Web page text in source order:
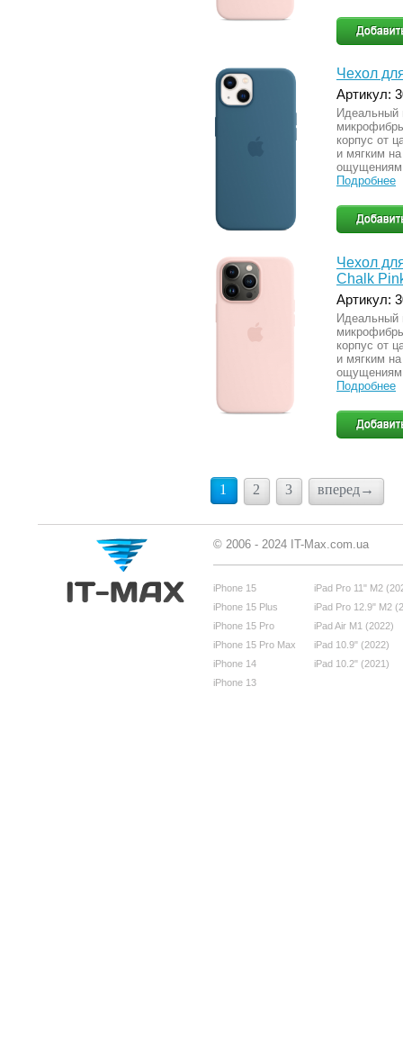
Чехол
Артикул:
Идеальный
корпус от
и мягким
ощущениям
Подробнее
Чехол
Chalk
Артикул:
Идеальный
корпус от
и мягким
ощущениям
Подробнее
1 2 3 вперед→
© 2006 - 2024 IT-Max.com.ua
iPhone 15
iPhone 15 Plus
iPhone 15 Pro
iPhone 15 Pro Max
iPhone 14
iPhone 13
iPad Pro 11" M2
iPad Pro 12.9" M2
iPad Air M1 (2022)
iPad 10.9" (2022)
iPad 10.2" (2021)